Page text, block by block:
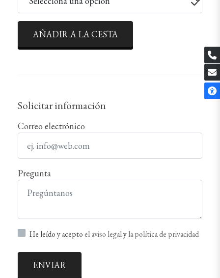
AÑADIR A LA CESTA
Solicitar información
Correo electrónico
Pregunta
He leído y aceptoel aviso legalyla política de privacidad
ENVIAR